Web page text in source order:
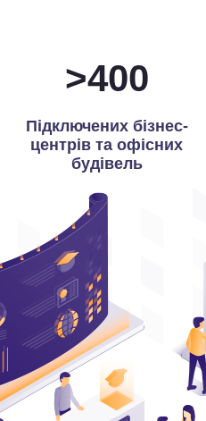
>400
Підключених бізнес-
центрів та офісних
будівель